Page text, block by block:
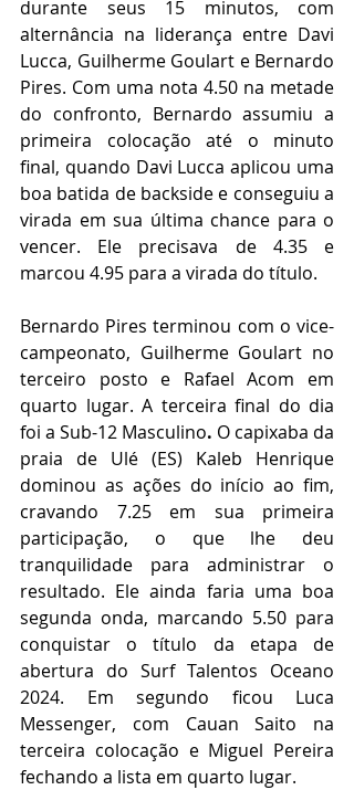
durante seus 15 minutos, com
alternância na liderança entre Davi
Lucca, Guilherme Goulart e Bernardo
Pires. Com uma nota 4.50 na metade
do confronto, Bernardo assumiu a
primeira colocação até o minuto
final, quando Davi Lucca aplicou uma
boa batida de backside e conseguiu a
virada em sua última chance para o
vencer. Ele precisava de 4.35 e
marcou 4.95 para a virada do título.
Bernardo Pires terminou com o vice-
campeonato, Guilherme Goulart no
terceiro posto e Rafael Acom em
quarto lugar. A terceira final do dia
foi a Sub-12 Masculino. O capixaba da
praia de Ulé (ES) Kaleb Henrique
dominou as ações do início ao fim,
cravando 7.25 em sua primeira
participação, o que lhe deu
tranquilidade para administrar o
resultado. Ele ainda faria uma boa
segunda onda, marcando 5.50 para
conquistar o título da etapa de
abertura do Surf Talentos Oceano
2024. Em segundo ficou Luca
Messenger, com Cauan Saito na
terceira colocação e Miguel Pereira
fechando a lista em quarto lugar.